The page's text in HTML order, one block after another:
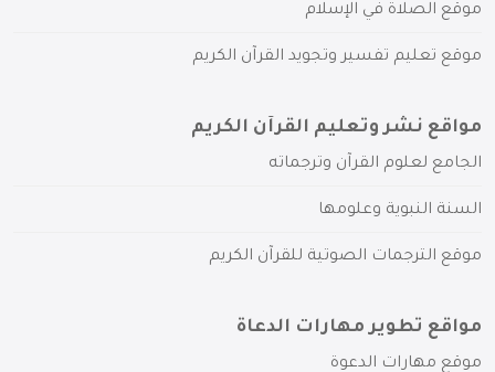
موقع الصلاة في الإسلام
موقع تعليم تفسير وتجويد القرآن الكريم
مواقع نشر وتعليم القرآن الكريم
الجامع لعلوم القرآن وترجماته
السنة النبوية وعلومها
موقع الترجمات الصوتية للقرآن الكريم
مواقع تطوير مهارات الدعاة
موقع مهارات الدعوة